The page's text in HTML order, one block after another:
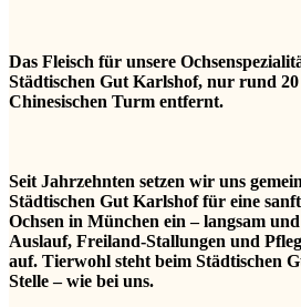
Das Fleisch für unsere
Städtischen Gut Karlshof, nur rund
Chinesischen Turm entfernt.
Seit Jahrzehnten setzen wir uns
Städtischen Gut Karlshof für eine
Ochsen in München ein – langsam
Auslauf, Freiland-Stallungen und
auf. Tierwohl steht beim Städtischen
Stelle – wie bei uns.